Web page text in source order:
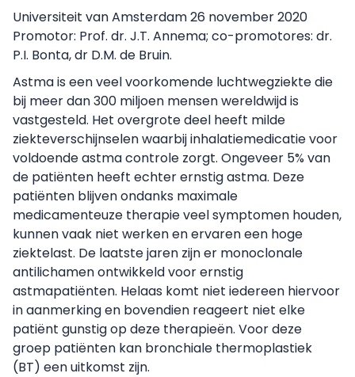
Universiteit van Amsterdam 26 november 2020
Promotor: Prof. dr. J.T. Annema; co-promotores: dr.
P.I. Bonta, dr D.M. de Bruin.
Astma is een veel voorkomende luchtwegziekte die
bij meer dan 300 miljoen mensen wereldwijd is
vastgesteld. Het overgrote deel heeft milde
ziekteverschijnselen waarbij inhalatiemedicatie voor
voldoende astma controle zorgt. Ongeveer 5% van
de patiënten heeft echter ernstig astma. Deze
patiënten blijven ondanks maximale
medicamenteuze therapie veel symptomen houden,
kunnen vaak niet werken en ervaren een hoge
ziektelast. De laatste jaren zijn er monoclonale
antilichamen ontwikkeld voor ernstig
astmapatiënten. Helaas komt niet iedereen hiervoor
in aanmerking en bovendien reageert niet elke
patiënt gunstig op deze therapieën. Voor deze
groep patiënten kan bronchiale thermoplastiek
(BT) een uitkomst zijn.